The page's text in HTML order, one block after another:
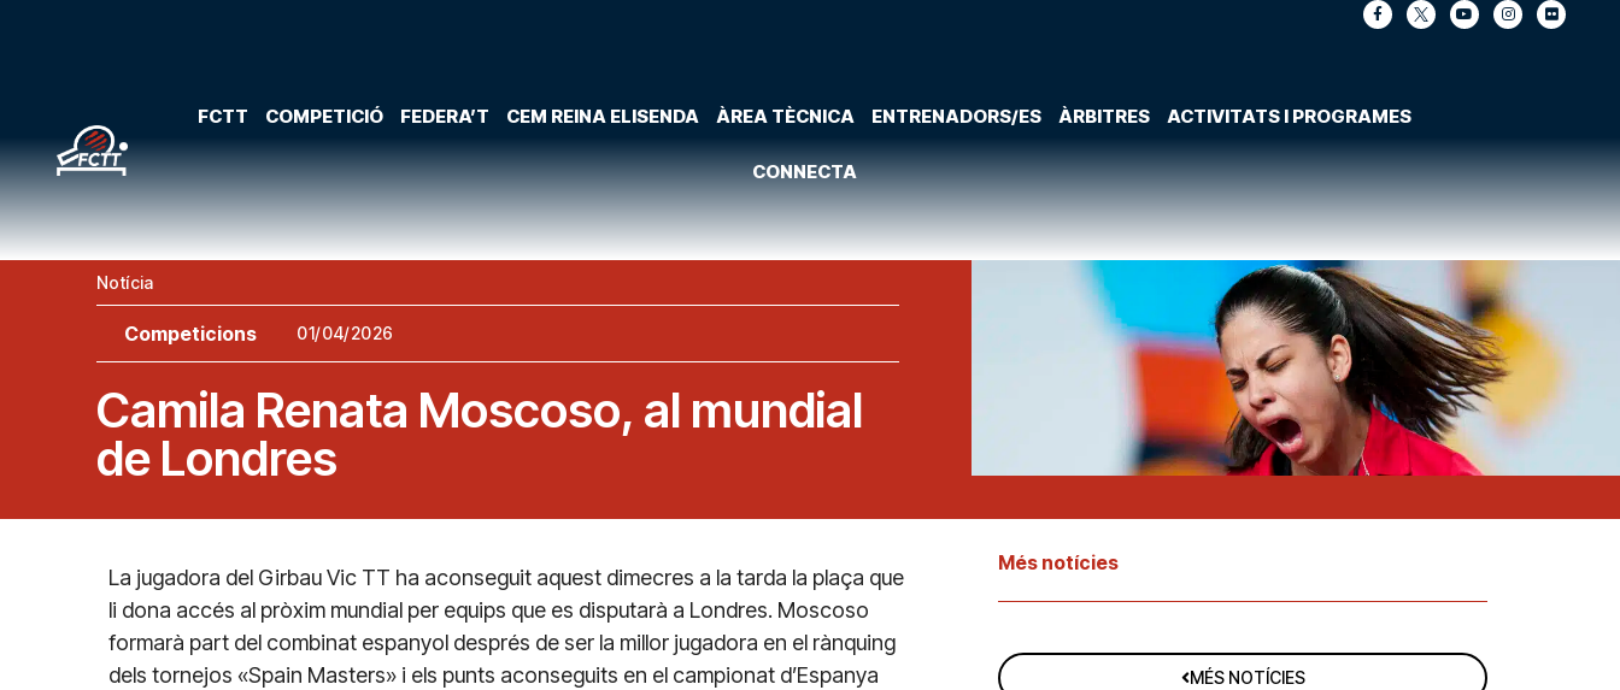
FCTT COMPETICIÓ FEDERA’T CEM REINA ELISENDA ÀREA TÈCNICA ENTRENADORS/ES ÀRBITRES ACTIVITATS I PROGRAMES
CONNECTA
Notícia
Competicions 01/04/2026
Camila Renata Moscoso, al mundial
de Londres
La jugadora del Girbau Vic TT ha aconseguit aquest dimecres a la tarda la plaça que
li dona accés al pròxim mundial per equips que es disputarà a Londres. Moscoso
formarà part del combinat espanyol després de ser la millor jugadora en el rànquing
dels tornejos «Spain Masters» i els punts aconseguits en el campionat d’Espanya
Més notícies
MÉS NOTÍCIES